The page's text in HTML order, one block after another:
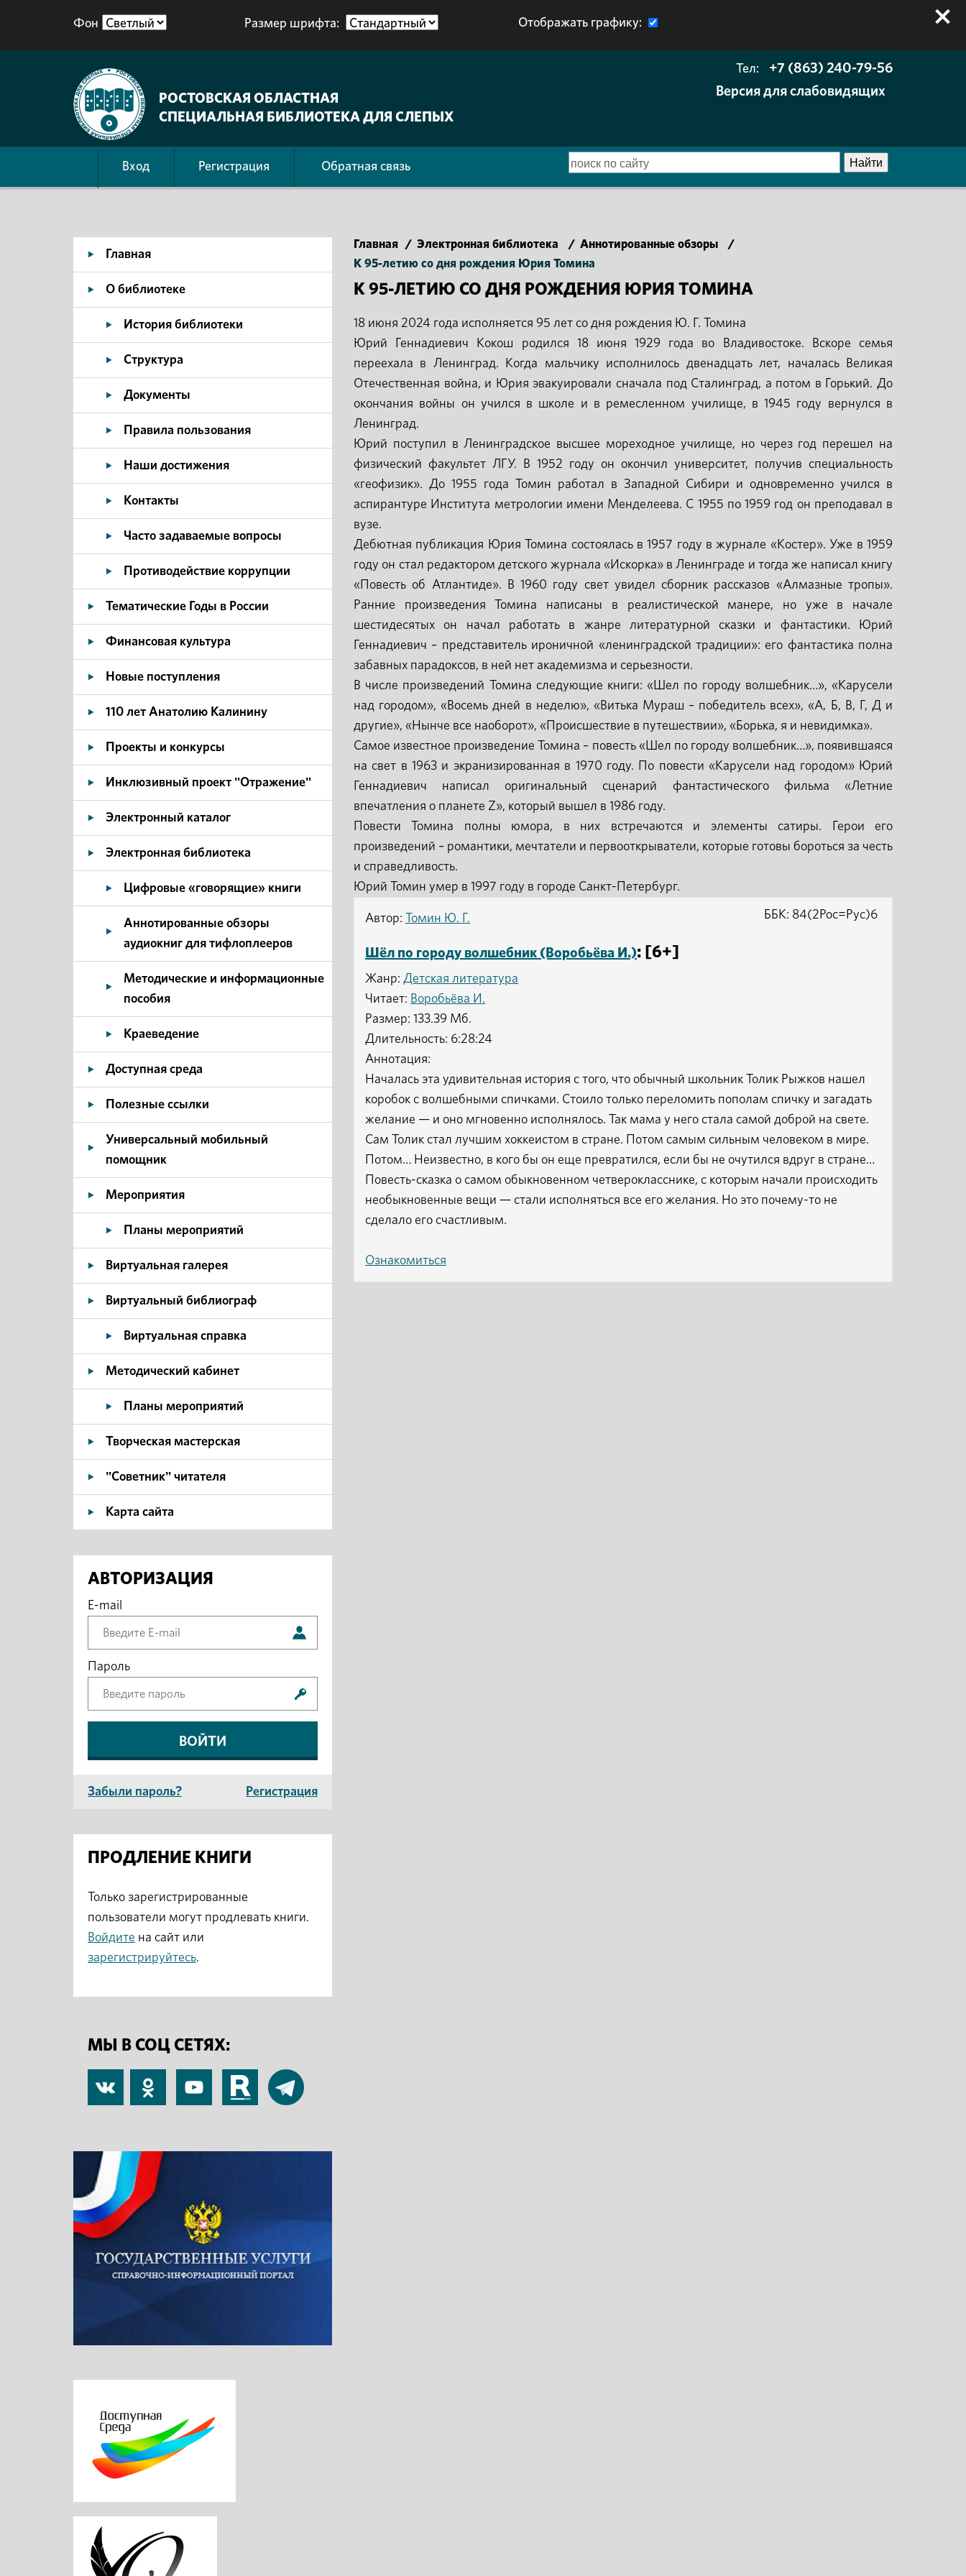
Фон Размер шрифта: Отображать графику:
РОСТОВСКАЯ ОБЛАСТНАЯ
СПЕЦИАЛЬНАЯ БИБЛИОТЕКА ДЛЯ СЛЕПЫХ
Тел:
+7 (863) 240-79-56
Версия для слабовидящих
Вход Регистрация Обратная связь
Главная
О библиотеке
История библиотеки
Структура
Документы
Правила пользования
Наши достижения
Контакты
Часто задаваемые вопросы
Противодействие коррупции
Тематические Годы в России
Финансовая культура
Новые поступления
110 лет Анатолию Калинину
Проекты и конкурсы
Инклюзивный проект "Отражение"
Электронный каталог
Электронная библиотека
Цифровые «говорящие» книги
Аннотированные обзоры
аудиокниг для тифлоплееров
Методические и информационные
пособия
Краеведение
Доступная среда
Полезные ссылки
Универсальный мобильный
помощник
Мероприятия
Планы мероприятий
Виртуальная галерея
Виртуальный библиограф
Виртуальная справка
Методический кабинет
Планы мероприятий
Творческая мастерская
"Советник" читателя
Карта сайта
АВТОРИЗАЦИЯ
E-mail
Пароль
Забыли пароль? Регистрация
ПРОДЛЕНИЕ КНИГИ
Только зарегистрированные
пользователи могут продлевать книги.
Войдите на сайт или
зарегистрируйтесь.
МЫ В СОЦ СЕТЯХ:
Одноклассники
YouTube RuTube Telegram
Главная / Электронная библиотека / Аннотированные обзоры
/
К 95-летию со дня рождения Юрия Томина
К 95-ЛЕТИЮ СО ДНЯ РОЖДЕНИЯ ЮРИЯ ТОМИНА
18 июня 2024 года исполняется 95 лет со дня рождения Ю. Г. Томина
Юрий Геннадиевич Кокош родился 18 июня 1929 года во Владивостоке. Вскоре семья
переехала в Ленинград. Когда мальчику исполнилось двенадцать лет, началась Великая
Отечественная война, и Юрия эвакуировали сначала под Сталинград, а потом в Горький. До
окончания войны он учился в школе и в ремесленном училище, в 1945 году вернулся в
Ленинград.
Юрий поступил в Ленинградское высшее мореходное училище, но через год перешел на
физический факультет ЛГУ. В 1952 году он окончил университет, получив специальность
«геофизик». До 1955 года Томин работал в Западной Сибири и одновременно учился в
аспирантуре Института метрологии имени Менделеева. С 1955 по 1959 год он преподавал в
вузе.
Дебютная публикация Юрия Томина состоялась в 1957 году в журнале «Костер». Уже в 1959
году он стал редактором детского журнала «Искорка» в Ленинграде и тогда же написал книгу
«Повесть об Атлантиде». В 1960 году свет увидел сборник рассказов «Алмазные тропы».
Ранние произведения Томина написаны в реалистической манере, но уже в начале
шестидесятых он начал работать в жанре литературной сказки и фантастики. Юрий
Геннадиевич – представитель ироничной «ленинградской традиции»: его фантастика полна
забавных парадоксов, в ней нет академизма и серьезности.
В числе произведений Томина следующие книги: «Шел по городу волшебник…», «Карусели
над городом», «Восемь дней в неделю», «Витька Мураш – победитель всех», «А, Б, В, Г, Д и
другие», «Нынче все наоборот», «Происшествие в путешествии», «Борька, я и невидимка».
Самое известное произведение Томина – повесть «Шел по городу волшебник…», появившаяся
на свет в 1963 и экранизированная в 1970 году. По повести «Карусели над городом» Юрий
Геннадиевич написал оригинальный сценарий фантастического фильма «Летние
впечатления о планете Z», который вышел в 1986 году.
Повести Томина полны юмора, в них встречаются и элементы сатиры. Герои его
произведений – романтики, мечтатели и первооткрыватели, которые готовы бороться за честь
и справедливость.
Юрий Томин умер в 1997 году в городе Санкт-Петербург.
Автор: Томин Ю. Г.
Шёл по городу волшебник (Воробьёва И.): [6+]
Жанр: Детская литература
Читает: Воробьёва И.
ББК: 84(2Рос=Рус)6
Размер: 133.39 Мб.
Длительность: 6:28:24
Аннотация:
Началась эта удивительная история с того, что обычный школьник Толик Рыжков нашел
коробок с волшебными спичками. Стоило только переломить пополам спичку и загадать
желание — и оно мгновенно исполнялось. Так мама у него стала самой доброй на свете.
Сам Толик стал лучшим хоккеистом в стране. Потом самым сильным человеком в мире.
Потом… Неизвестно, в кого бы он еще превратился, если бы не очутился вдруг в стране…
Повесть-сказка о самом обыкновенном четверокласснике, с которым начали происходить
необыкновенные вещи — стали исполняться все его желания. Но это почему-то не
сделало его счастливым.
Ознакомиться